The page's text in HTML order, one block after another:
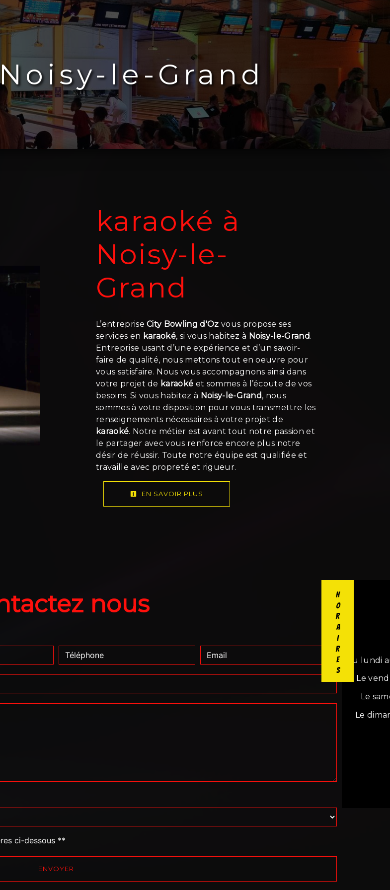
Horaires
Du lundi
Le
Le
Le
le-Grand
karaoké à
Noisy-le-
Grand
L’entrepriseCity Bowling d'Oz vous propose ses
services en karaoké, si vous habitez à Noisy-le-Grand.
Entreprise usant d’une expérience et d’un savoir-
faire de qualité, nous mettons tout en oeuvre pour
vous satisfaire. Nous vous accompagnons ainsi dans
votre projet de karaoké et sommes à l’écoute de vos
besoins. Si vous habitez à Noisy-le-Grand, nous
sommes à votre disposition pour vous transmettre les
renseignements nécessaires à votre projet de
karaoké. Notre métier est avant tout notre passion et
le partager avec vous renforce encore plus notre
désir de réussir. Toute notre équipe est qualifiée et
travaille avec propreté et rigueur.
EN SAVOIR PLUS
nous
ci-dessous **
ENVOYER